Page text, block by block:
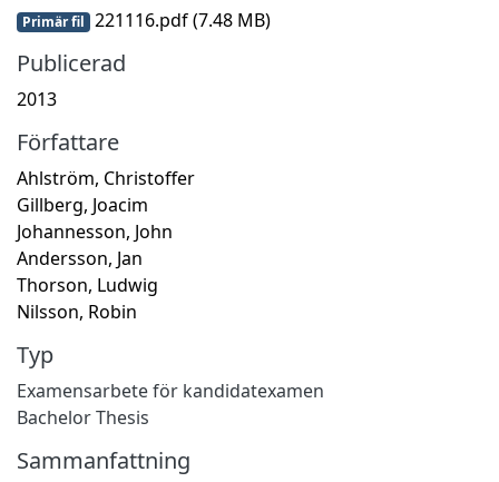
Primär fil 221116.pdf(7.48 MB)
Publicerad
2013
Författare
Ahlström, Christoffer
Gillberg, Joacim
Johannesson, John
Andersson, Jan
Thorson, Ludwig
Nilsson, Robin
Typ
Examensarbete för kandidatexamen
Bachelor Thesis
Sammanfattning